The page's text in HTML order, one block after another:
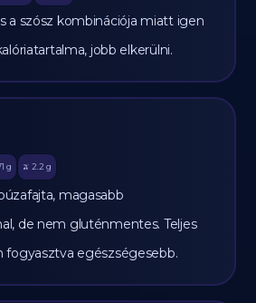
a szósz kombinációja miatt igen
jobb elkerülni.
g 🫒 2.2 g
magasabb
de nem gluténmentes. Teljes
fogyasztva egészségesebb.